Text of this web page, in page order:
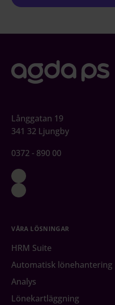
Långgatan 19
341 32 Ljungby
0372 - 890 00
VÅRA LÖSNINGAR
HRM Suite
Automatisk lönehantering
Analys
Lönekartläggning